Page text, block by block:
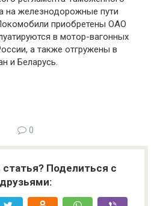
на железнодорожные пути
приобретены ОАО
в мотор-вагонных
а также отгружены в
и Беларусь.
0
Поделиться с
друзьями: